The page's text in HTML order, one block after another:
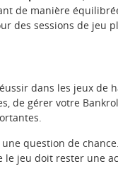
de manière
des sessions de jeu
dans les jeux de
de gérer votre
question de
le jeu doit rester une